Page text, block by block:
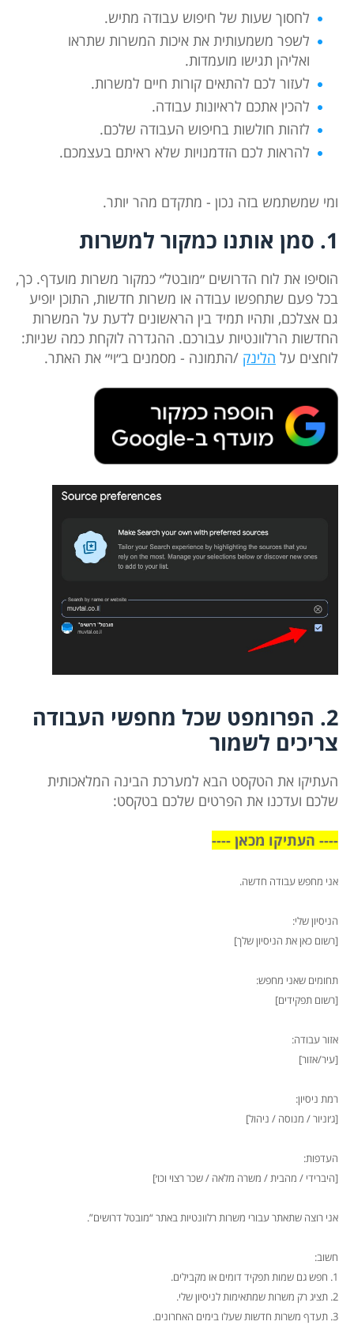
לחסוך שעות של חיפוש עבודה מתיש.
לשפר משמעותית את איכות המשרות שתראו
ואליהן תגישו מועמדות.
לעזור לכם להתאים קורות חיים למשרות.
להכין אתכם לראיונות עבודה.
לזהות חולשות בחיפוש העבודה שלכם.
להראות לכם הזדמנויות שלא ראיתם בעצמכם.
ומי שמשתמש בזה נכון - מתקדם מהר יותר.
1. סמן אותנו כמקור למשרות
הוסיפו את לוח הדרושים ״מובטל״ כמקור משרות מועדף. כך,
בכל פעם שתחפשו עבודה או משרות חדשות, התוכן יופיע
גם אצלכם, ותהיו תמיד בין הראשונים לדעת על המשרות
החדשות הרלוונטיות עבורכם. ההגדרה לוקחת כמה שניות:
לוחצים על הלינק /התמונה - מסמנים ב״וי״ את האתר.
2. הפרומפט שכל מחפשי העבודה
צריכים לשמור
העתיקו את הטקסט הבא למערכת הבינה המלאכותית
שלכם ועדכנו את הפרטים שלכם בטקסט:
---- העתיקו מכאן ----
אני מחפש עבודה חדשה.
הניסיון שלי:
[רשום כאן את הניסיון שלך]
תחומים שאני מחפש:
[רשום תפקידים]
אזור עבודה:
[עיר/אזור]
רמת ניסיון:
[ג׳וניור / מנוסה / ניהול]
העדפות:
[היברידי / מהבית / משרה מלאה / שכר רצוי וכו׳]
אני רוצה שתאתר עבורי משרות רלוונטיות באתר “מובטל דרושים”.
חשוב:
1. חפש גם שמות תפקיד דומים או מקבילים.
2. תציג רק משרות שמתאימות לניסיון שלי.
3. תעדף משרות חדשות שעלו בימים האחרונים.